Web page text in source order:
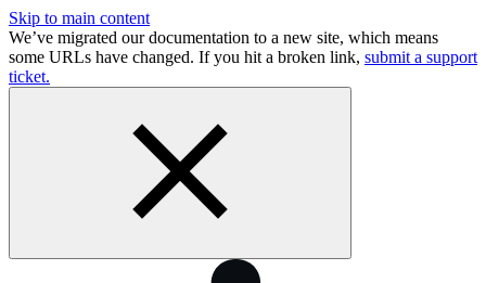
Skip to main content
We’ve migrated our documentation to a new site, which means
some URLs have changed. If you hit a broken link, submit a support
ticket.